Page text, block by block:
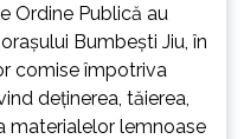
Ordine Publică au
Bumbești Jiu, în
comise împotriva
deținerea, tăierea,
materialelor lemnoase